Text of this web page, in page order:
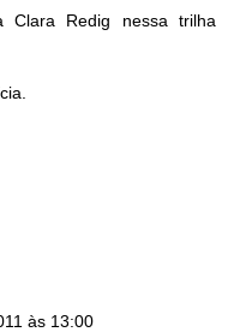
Clara Redig nessa trilha
às 13:00